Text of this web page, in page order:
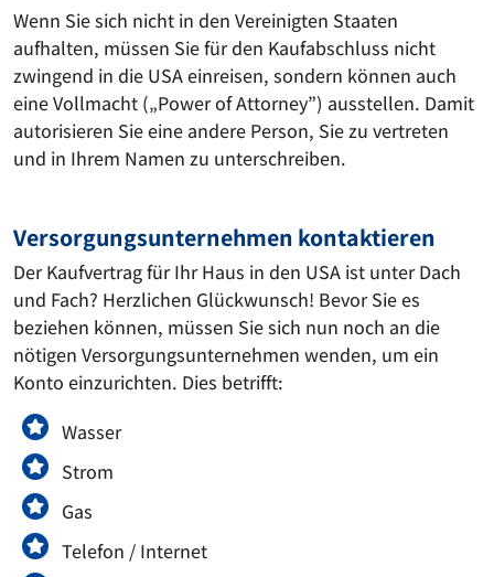
Wenn Sie sich nicht in den Vereinigten Staaten
aufhalten, müssen Sie für den Kaufabschluss nicht
zwingend in die USA einreisen, sondern können auch
eine Vollmacht („Power of Attorney”) ausstellen. Damit
autorisieren Sie eine andere Person, Sie zu vertreten
und in Ihrem Namen zu unterschreiben.
Versorgungsunternehmen kontaktieren
Der Kaufvertrag für Ihr Haus in den USA ist unter Dach
und Fach? Herzlichen Glückwunsch! Bevor Sie es
beziehen können, müssen Sie sich nun noch an die
nötigen Versorgungsunternehmen wenden, um ein
Konto einzurichten. Dies betrifft:
Wasser
Strom
Gas
Telefon / Internet